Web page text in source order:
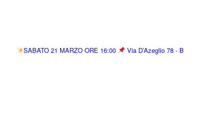
SABATO 21 MARZO ORE 16:00 Via D’Azeglio 78 - B